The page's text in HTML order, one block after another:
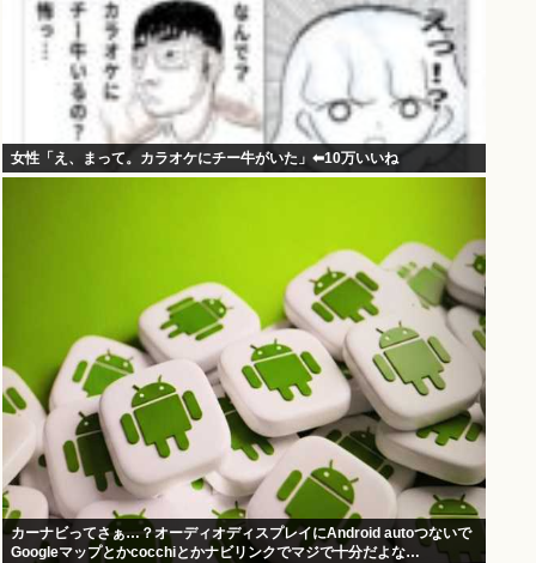
女性「え、まって。カラオケにチー牛がいた」⬅10万いいね
カーナビってさぁ…？オーディオディスプレイにAndroid autoつないで
Googleマップとかcocchiとかナビリンクでマジで十分だよな…